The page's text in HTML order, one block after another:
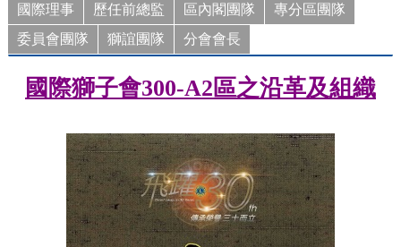
國際理事
歷任前總監 區內閣團隊
專分區團隊
委員會團隊
獅誼團隊 分會會長
國際獅子會300-A2區之沿革及組織